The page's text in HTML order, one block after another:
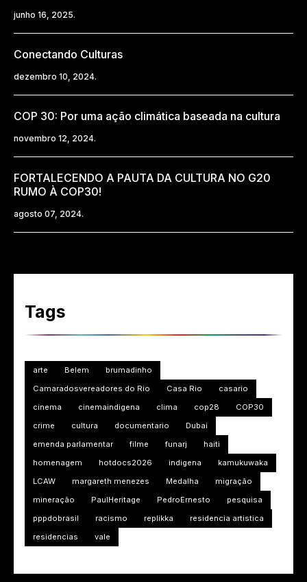
junho 16, 2025.
Conectando Culturas
dezembro 10, 2024.
COP 30: Por uma ação climática baseada na cultura
novembro 12, 2024.
FORTALECENDO A PAUTA DA CULTURA NO G20
RUMO À COP30!
agosto 07, 2024.
Tags
arte Belem
brumadinho
Camaradosvereadores do Rio
Casa Rio
casario
cinema
cinemaindigena clima cop28
COP30
crime
cultura documentario
Dubai
emenda parlamentar
filme funarj
haiti
homenagem
hotdocs2026 indigena
kamukuwaka
LCAW
margareth menezes Medalha
migração
mineração
PaulHeritage PedroErnesto
pesquisa
pppdobrasil
racismo replikka
residencia artistica
residencias
vale